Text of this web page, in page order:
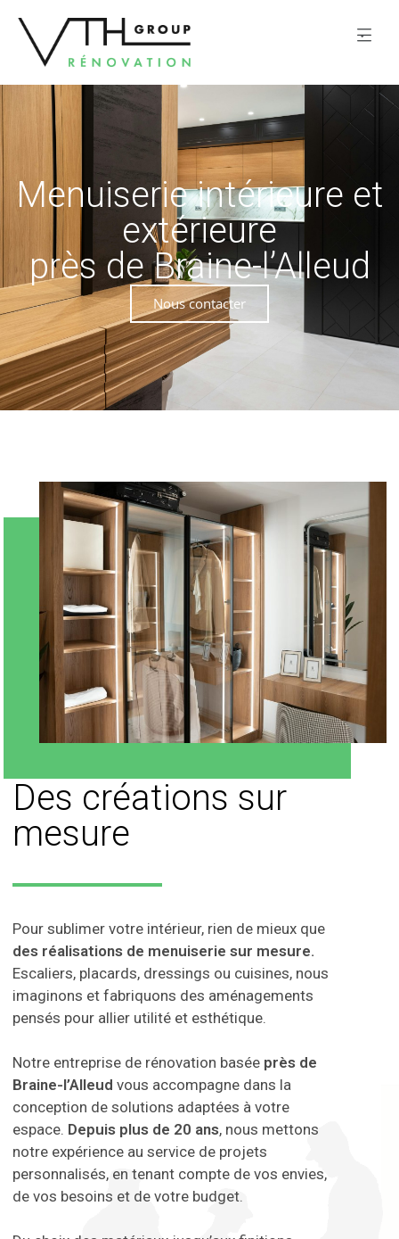
Menuiserie intérieure et
extérieure
près de Braine-l’Alleud
Nous contacter
Des créations sur
mesure
Pour sublimer votre intérieur, rien de mieux que
des réalisations de menuiserie sur mesure.
Escaliers, placards, dressings ou cuisines, nous
imaginons et fabriquons des aménagements
pensés pour allier utilité et esthétique.
Notre entreprise de rénovation basée près de
Braine-l’Alleud vous accompagne dans la
conception de solutions adaptées à votre
espace. Depuis plus de 20 ans, nous mettons
notre expérience au service de projets
personnalisés, en tenant compte de vos envies,
de vos besoins et de votre budget.